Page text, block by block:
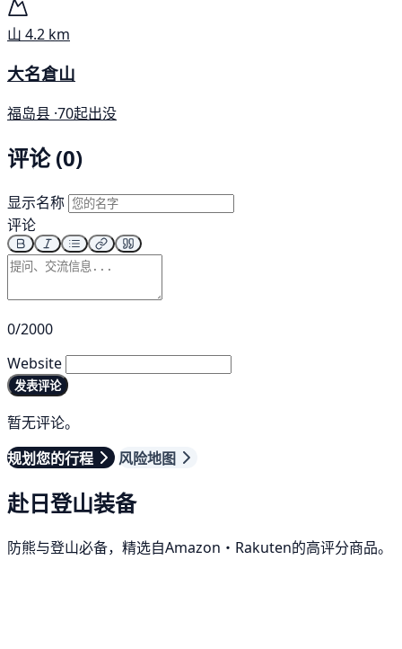
山 4.2 km
大名倉山
福岛县 ·70起出没
评论 (0)
显示名称
评论
0/2000
Website
发表评论
暂无评论。
规划您的行程
风险地图
赴日登山装备
防熊与登山必备，精选自Amazon・Rakuten的高评分商品。